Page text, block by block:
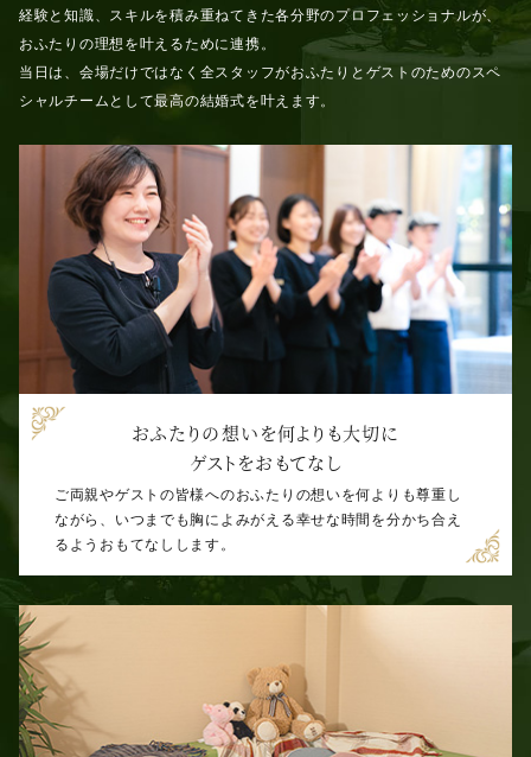
経験と知識、スキルを積み重ねてきた各分野のプロフェッショナルが、
おふたりの理想を叶えるために連携。
当日は、会場だけではなく全スタッフがおふたりとゲストのためのスペ
シャルチームとして最高の結婚式を叶えます。
おふたりの想いを何よりも大切に
ゲストをおもてなし
ご両親やゲストの皆様へのおふたりの想いを何よりも尊重し
ながら、いつまでも胸によみがえる幸せな時間を分かち合え
るようおもてなしします。